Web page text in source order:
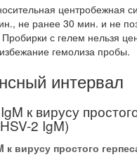
центробежная
не ранее 30 мин. и не
Пробирки с гелем нельзя
гемолиза пробы.
интервал
к вирусу
2 IgM)
к вирусу простого